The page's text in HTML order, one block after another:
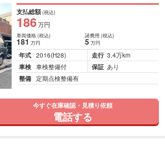
支払総額(税込)
186万円
車両価格(税込)
181万円
諸費用 (税込)
5 万円
年式 2016(H28) 走行 3.4万km
車検 車検整備付 保証 あり
整備 定期点検整備有
今すぐ在庫確認・見積り依頼
電話する